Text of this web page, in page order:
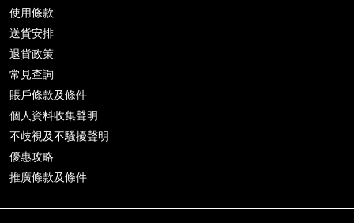
使用條款
送貨安排
退貨政策
常見查詢
賬戶條款及條件
個人資料收集聲明
不歧視及不騷擾聲明
優惠攻略
推廣條款及條件